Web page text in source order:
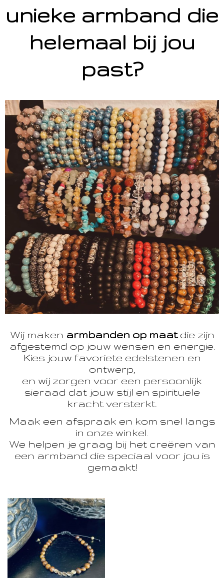
unieke armband die
helemaal bij jou
past?
Wij maken armbanden op maatdie zijn
afgestemd op jouw wensen en energie.
Kies jouw favoriete edelstenen en
ontwerp,
en wij zorgen voor een persoonlijk
sieraad dat jouw stijl en spirituele
kracht versterkt.
Maak een afspraak en kom snel langs
in onze winkel.
We helpen je graag bij het creëren van
een armband die speciaal voor jou is
gemaakt!